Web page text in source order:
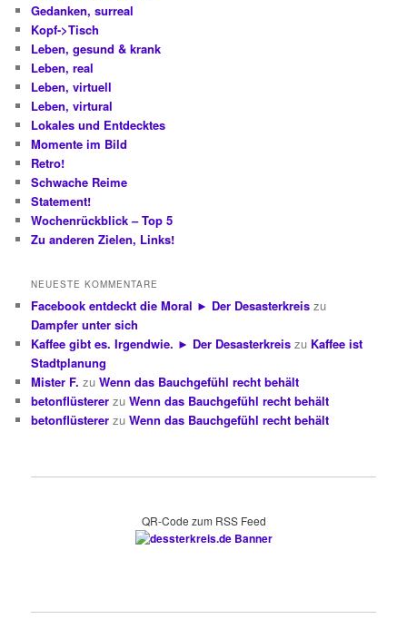
Gedanken, surreal
Kopf->Tisch
Leben, gesund & krank
Leben, real
Leben, virtuell
Leben, virtural
Lokales und Entdecktes
Momente im Bild
Retro!
Schwache Reime
Statement!
Wochenrückblick – Top 5
Zu anderen Zielen, Links!
NEUESTE KOMMENTARE
Facebook entdeckt die Moral ► Der Desasterkreis zu
Dampfer unter sich
Kaffee gibt es. Irgendwie. ► Der Desasterkreis zu Kaffee ist
Stadtplanung
Mister F. zuWenn das Bauchgefühl recht behält
betonflüsterer zuWenn das Bauchgefühl recht behält
betonflüsterer zuWenn das Bauchgefühl recht behält
QR-Code zum RSS Feed